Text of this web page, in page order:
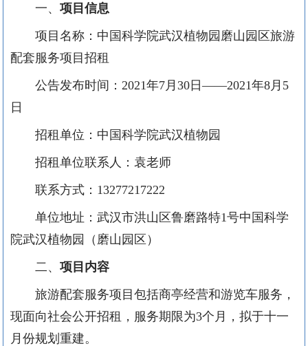
一、 项目信息
项目名称：中国科学院武汉植物园 磨山园区旅游
配套服务项目招租
公告发布时间： 2021年7 月 30日——2021年8 月 5
日
招租单位：中国科学院武汉植物园
招租单位联系人： 袁老师
联系方式： 13277217222
单位地址：武汉市洪山区鲁磨路特1号中国科学
院武汉植物园（ 磨山 园区 ）
二、 项目 内容
旅游配套服务项目包括商亭经营和游览车服务，
现面向社会公开招租 ， 服务期限为3个月，拟于十一
月份规划重建。